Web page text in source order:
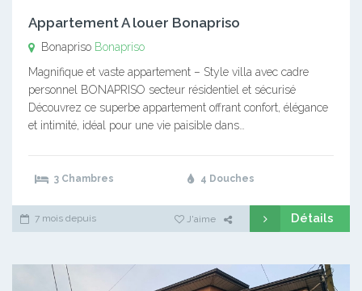
Appartement A louer Bonapriso
Bonapriso Bonapriso
Magnifique et vaste appartement – Style villa avec cadre
personnel BONAPRISO secteur résidentiel et sécurisé
Découvrez ce superbe appartement offrant confort, élégance
et intimité, idéal pour une vie paisible dans…
3 Chambres 4 Douches
7 mois depuis J'aime Détails